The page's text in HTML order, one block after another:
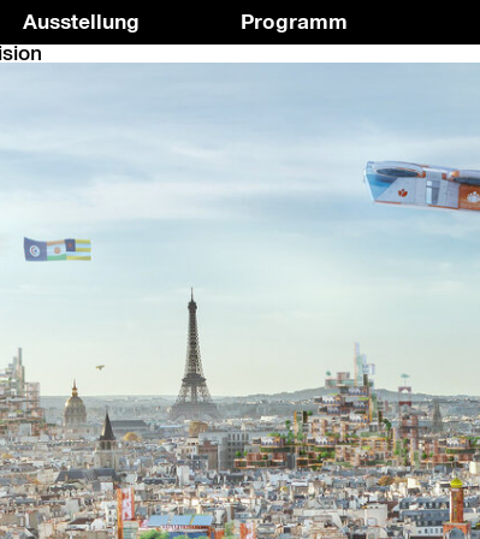
Ausstellung Programm